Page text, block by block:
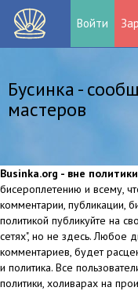
Войти
Бусинка -
мастеров
Businka.org - вне
бисероплетению и всему,
комментарии, публикации,
политикой публикуйте на
сетях", но не здесь. Любое
комментариев, будет
и политика. Все
политики, холиварах на